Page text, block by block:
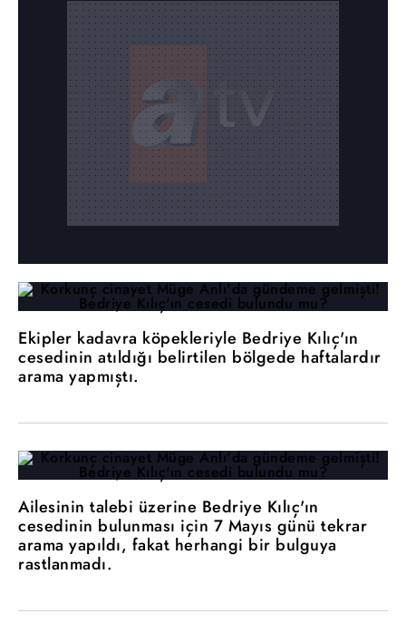
Ekipler kadavra köpekleriyle Bedriye Kılıç'ın
cesedinin atıldığı belirtilen bölgede haftalardır
arama yapmıştı.
Ailesinin talebi üzerine Bedriye Kılıç'ın
cesedinin bulunması için 7 Mayıs günü tekrar
arama yapıldı, fakat herhangi bir bulguya
rastlanmadı.